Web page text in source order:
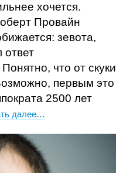
хочется.
Провайн
зевота,
ответ
что от скуки
первым это
2500 лет
далее…